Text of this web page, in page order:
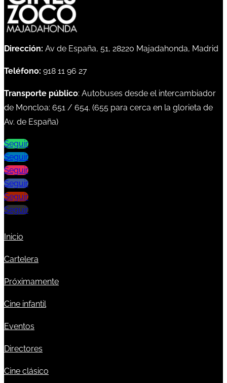
Dirección: Av de España, 51, 28220 Majadahonda, Madrid
Teléfono: 918 11 96 27
Transporte público: Autobuses desde el intercambiador
de Moncloa: 651 / 654. (655 para cerca en la glorieta de
Av. de España)
Seguir
Seguir
Seguir
Seguir
Seguir
Seguir
Inicio
Cartelera
Próximamente
Cine infantil
Eventos
Directores
Cine clásico